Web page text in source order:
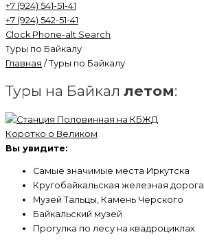
+7 (924) 541-51-41
+7 (924) 542-51-41
Clock Phone-alt Search
Туры по Байкалу
Главная / Туры по Байкалу
Туры на Байкал летом:
Коротко о Великом
Вы увидите:
Самые значимые места Иркутска
Кругобайкальская железная дорога
Музей Тальцы, Камень Черского
Байкальский музей
Прогулка по лесу на квадроциклах